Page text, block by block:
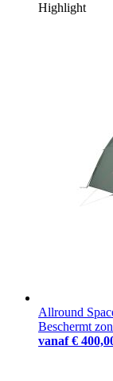
Highlight
Allround
Beschermt
vanaf €